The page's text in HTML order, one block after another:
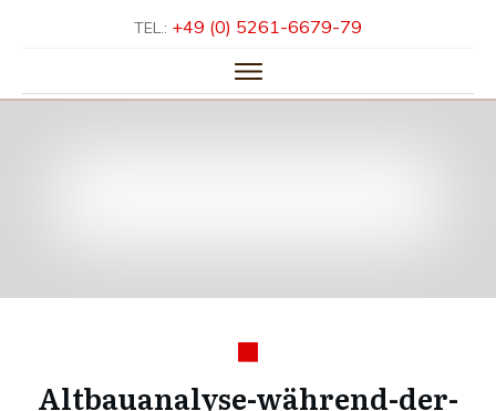
TEL.: +49 (0) 5261-­6679-­79
HOMEÜBER UNS LEISTUNGEN KNOW-HOW
REFERENZEN
Altbauanalyse-während-der-